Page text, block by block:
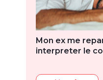
Mon ex me
interpreter le